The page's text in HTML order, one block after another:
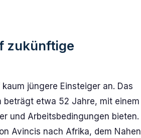
zukünftige
jüngere Einsteiger an. Das
beträgt etwa 52 Jahre, mit einem
und Arbeitsbedingungen bieten.
Avincis nach Afrika, dem Nahen